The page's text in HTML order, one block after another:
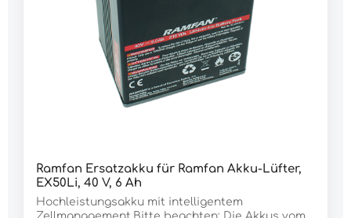
Ramfan Ersatzakku für Ramfan Akku-Lüfter,
EX50Li, 40 V, 6 Ah
Hochleistungsakku mit intelligentem